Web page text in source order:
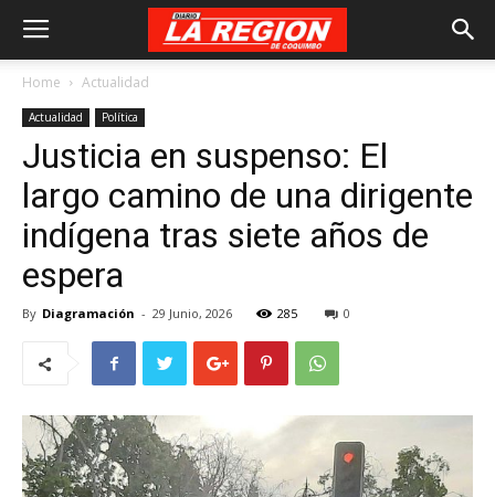
Home Actualidad
Actualidad Política
Justicia en suspenso: El
largo camino de una dirigente
indígena tras siete años de
espera
By Diagramación - 29 Junio, 2026 285 0